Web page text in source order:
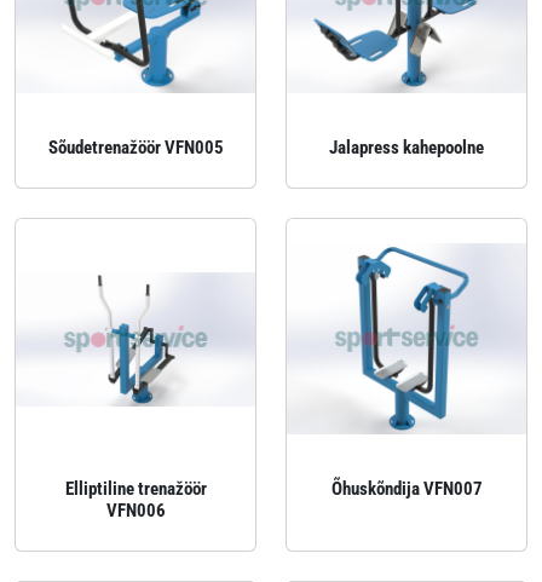
Sõudetrenažöör VFN005 Jalapress kahepoolne
Elliptiline trenažöör
VFN006
Õhuskõndija VFN007